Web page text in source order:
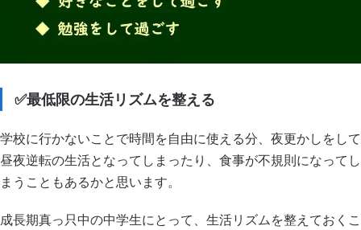
✅最低限の生活リズムを整える
学校に行かないことで時間を自由に使える分、夜更かしをして
昼夜逆転の生活となってしまったり、食事が不規則になってし
まうこともあるかと思います。
成長期真っ只中の中学生にとって、生活リズムを整えておくこ